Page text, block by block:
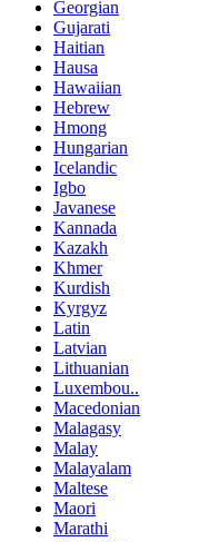
Georgian
Gujarati
Haitian
Hausa
Hawaiian
Hebrew
Hmong
Hungarian
Icelandic
Igbo
Javanese
Kannada
Kazakh
Khmer
Kurdish
Kyrgyz
Latin
Latvian
Lithuanian
Luxembou..
Macedonian
Malagasy
Malay
Malayalam
Maltese
Maori
Marathi